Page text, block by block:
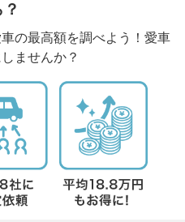
の最高額を調べよう！愛車
ませんか？